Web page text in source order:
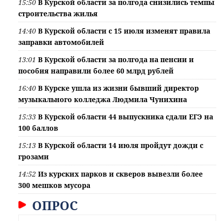
15:50 В Курской области за полгода снизились темпы
строительства жилья
14:40 В Курской области с 15 июля изменят правила
заправки автомобилей
13:01 В Курской области за полгода на пенсии и
пособия направили более 60 млрд рублей
16:40 В Курске ушла из жизни бывший директор
музыкального колледжа Людмила Чунихина
15:33 В Курской области 44 выпускника сдали ЕГЭ на
100 баллов
15:13 В Курской области 14 июля пройдут дожди с
грозами
14:52 Из курских парков и скверов вывезли более
300 мешков мусора
ОПРОС